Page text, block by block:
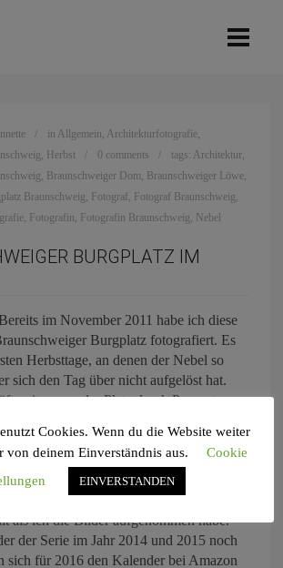
in Allgemein, Architekturfotografie,
, Herbst 0 comments tags: Architektur,
, Braunschweiger Dom, Braunschweiger Löwe,
Braunschweig, Fotograf, Fotograf Braunschweig,
, Fotografin, Fotografin Braunschweig, Nebel
BURGPLATZ IM
im November 2011 habe ich diese
Burgplatz fotografiert. Es
Herbsttage, an denen der Nebel so
sich den Tag über nicht aufgelöst hat.
war der Platz durch Passanten
der Stadt und nur noch wenige
vor der Burg. Schwer vorzustellen,
danach hier der Weihnachtsmarkttrubel
nur die orangenen Stromkästen waren
als ich die Bilder aufgenommen habe.
der Serie im Jahr 2014 und 2015 noch
sich für 2016 den Kalender bei Amazon
Cookies. Wenn du die Website weiter
von deinem Einverständnis aus.
Cookie
EINVERSTANDEN